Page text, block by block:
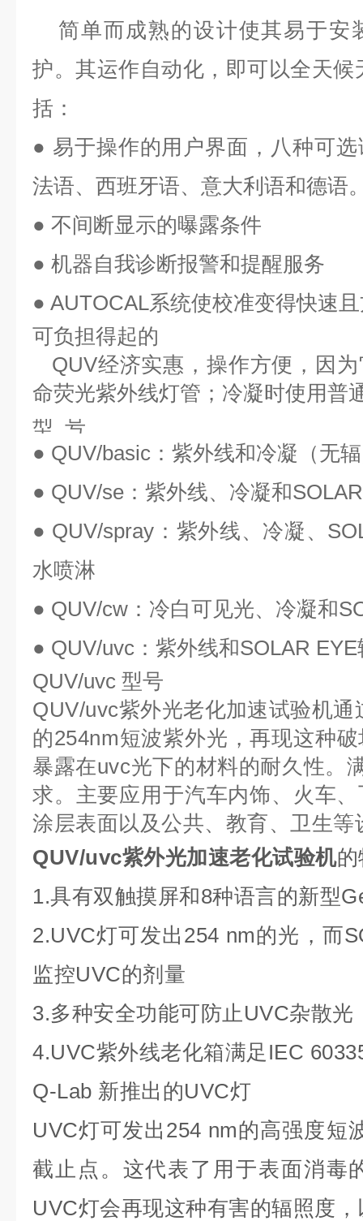
简单而成熟的设计使其易于安
护。其运作自动化，即可以全天
括：
● 易于操作的用户界面，八种可
法语、西班牙语、意大利语和德语
● 不间断显示的曝露条件
● 机器自我诊断报警和提醒服务
● AUTOCAL系统使校准变得快速
可负担得起的
QUV经济实惠，操作方便，因
命荧光紫外线灯管；冷凝时使用普
型 号
● QUV/basic：紫外线和冷凝（无
● QUV/se：紫外线、冷凝和
● QUV/spray：紫外线、冷凝、
水喷淋
● QUV/cw：冷白可见光、冷凝和
● QUV/uvc：紫外线和SOLAR
QUV/uvc 型号
QUV/uvc紫外光老化加速试验机通
的254nm短波紫外光，再现这种
暴露在uvc光下的材料的耐久性。
求。主要应用于汽车内饰、火车
涂层表面以及公共、教育、卫生等
QUV/uvc紫外光加速老化试验机的
1.具有双触摸屏和8种语言的新型
2.UVC灯可发出254 nm的光，而
监控UVC的剂量
3.多种安全功能可防止UVC杂散光
4.UVC紫外线老化箱满足IEC
Q-Lab 新推出的UVC灯
UVC灯可发出254 nm的高强度短
截止点。这代表了用于表面消毒
UVC灯会再现这种有害的辐照度